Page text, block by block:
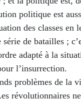
politique est
des classes en
série de batailles ;
adapté à la
l’insurrection.
problèmes de la
révolutionnaires